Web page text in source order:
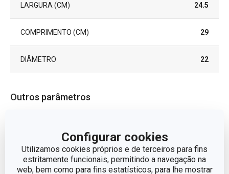
Configurar cookies
Utilizamos cookies próprios e de terceiros para fins
estritamente funcionais, permitindo a navegação na
web, bem como para fins estatísticos, para lhe mostrar
LARGURA (CM) 24.5
COMPRIMENTO (CM) 29
DIÂMETRO 22
Outros parâmetros
CATEGORIA tarteiras